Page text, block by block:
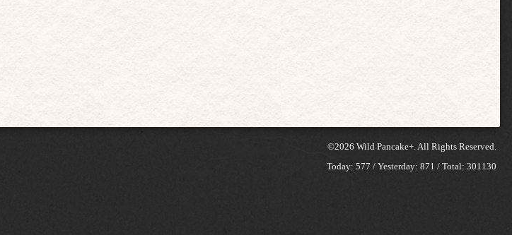
©2026 Wild Pancake+. All Rights Reserved.
Today: 577 / Yesterday: 871 / Total: 301130